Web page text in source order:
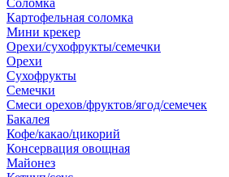
Соломка
Картофельная соломка
Мини крекер
Орехи/сухофрукты/семечки
Орехи
Сухофрукты
Семечки
Смеси орехов/фруктов/ягод/семечек
Бакалея
Кофе/какао/цикорий
Консервация овощная
Майонез